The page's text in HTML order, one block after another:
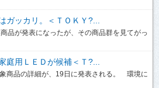
ガッカリ。＜ＴＯＫＹ?...
品が発表になったが、その商品群を見てがっ
庭用ＬＥＤが候補＜Ｔ?...
商品の詳細が、19日に発表される。 環境に